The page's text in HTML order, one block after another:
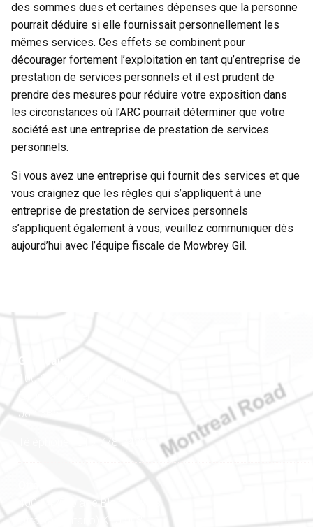
des sommes dues et certaines dépenses que la personne
pourrait déduire si elle fournissait personnellement les
mêmes services. Ces effets se combinent pour
décourager fortement l’exploitation en tant qu’entreprise de
prestation de services personnels et il est prudent de
prendre des mesures pour réduire votre exposition dans
les circonstances où l’ARC pourrait déterminer que votre
société est une entreprise de prestation de services
personnels.
Si vous avez une entreprise qui fournit des services et que
vous craignez que les règles qui s’appliquent à une
entreprise de prestation de services personnels
s’appliquent également à vous, veuillez communiquer dès
aujourd’hui avec l’équipe fiscale de Mowbrey Gil.
Gatineau
100-200, rue Montcalm
Gatineau (Québec)
J8Y 3B5
Téléphone : 819-778-2428
400-1420, place Blair Towers
Ottawa (Ontario) K1J 9L8